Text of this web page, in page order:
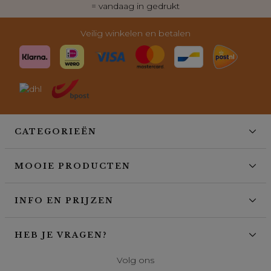
= vandaag in gedrukt
Veilig winkelen en betalen
CATEGORIEËN
MOOIE PRODUCTEN
INFO EN PRIJZEN
HEB JE VRAGEN?
Volg ons